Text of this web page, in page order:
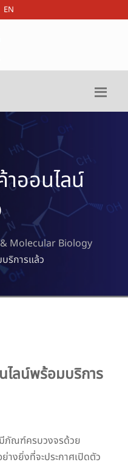
EN
าออนไลน์
Molecular Biology
ริการแล้ว
ไลน์พร้อมบริการ
ภัณฑ์ครบวงจรด้วย
างยิ่งที่จะประกาศเปิดตัว